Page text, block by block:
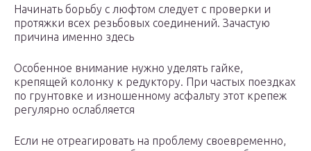
Начинать борьбу с люфтом следует с проверки и
протяжки всех резьбовых соединений. Зачастую
причина именно здесь
Особенное внимание нужно уделять гайке,
крепящей колонку к редуктору. При частых поездках
по грунтовке и изношенному асфальту этот крепеж
регулярно ослабляется
Если не отреагировать на проблему своевременно,